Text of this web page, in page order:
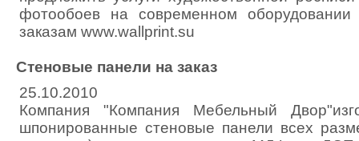
фотообоев на современном
заказам www.wallprint.su
Стеновые панели на заказ
25.10.2010
Компания "Компания Мебельный
шпонированные стеновые панели всех